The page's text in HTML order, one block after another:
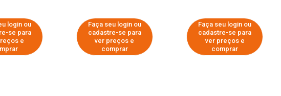
login ou
se para
e
Faça seu login ou
cadastre-se para
ver preços e
comprar
Faça seu login ou
cadastre-se para
ver preços e
comprar